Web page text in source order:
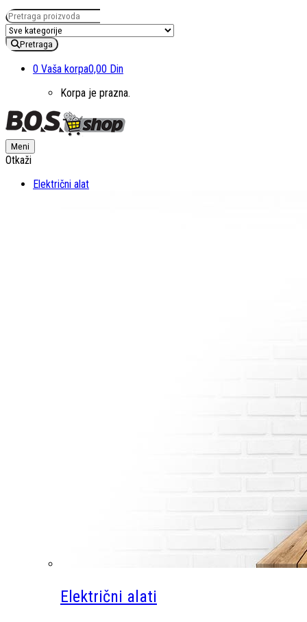
Pretraga za:
Pretraga
0 Vaša korpa0,00 Din
Korpa je prazna.
Meni
Otkaži
Električni alat
Električni alati